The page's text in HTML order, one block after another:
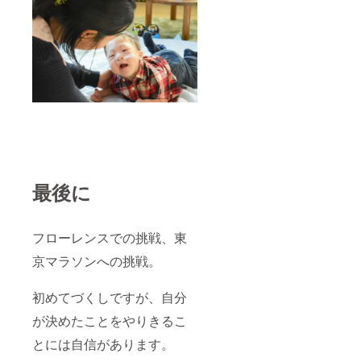
最後に
フローレンスでの挑戦、東
京マラソンへの挑戦。
初めてづくしですが、自分
が決めたことをやりきるこ
とには自信があります。